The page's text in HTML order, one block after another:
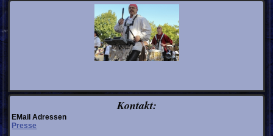
Kontakt:
EMail Adressen
Presse